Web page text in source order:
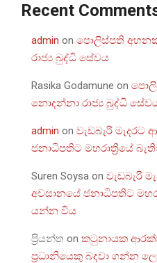
Recent
admin on පොලිස්පති
රාජ්‍ය බුද්ධි සේවය
Rasika Godamune on
නොදන්නා රාජ්‍ය බුද්ධි
admin on වැඩබැරි
ජනාධිපතිට මහරාත්‍රියේ
Suren Soysa on වැඩබැරි
අවසානයේ ජනාධිපතිට
යන්න විය
ප්‍රියන්ත on කටුනායක
ප්‍රධානියෙකු බදවා ගන්න